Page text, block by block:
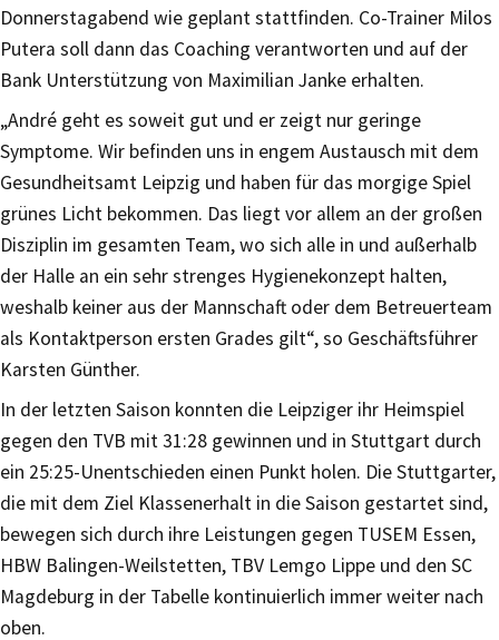
Donnerstagabend wie geplant stattfinden. Co-Trainer Milos
Putera soll dann das Coaching verantworten und auf der
Bank Unterstützung von Maximilian Janke erhalten.
„André geht es soweit gut und er zeigt nur geringe
Symptome. Wir befinden uns in engem Austausch mit dem
Gesundheitsamt Leipzig und haben für das morgige Spiel
grünes Licht bekommen. Das liegt vor allem an der großen
Disziplin im gesamten Team, wo sich alle in und außerhalb
der Halle an ein sehr strenges Hygienekonzept halten,
weshalb keiner aus der Mannschaft oder dem Betreuerteam
als Kontaktperson ersten Grades gilt“, so Geschäftsführer
Karsten Günther.
In der letzten Saison konnten die Leipziger ihr Heimspiel
gegen den TVB mit 31:28 gewinnen und in Stuttgart durch
ein 25:25-Unentschieden einen Punkt holen. Die Stuttgarter,
die mit dem Ziel Klassenerhalt in die Saison gestartet sind,
bewegen sich durch ihre Leistungen gegen TUSEM Essen,
HBW Balingen-Weilstetten, TBV Lemgo Lippe und den SC
Magdeburg in der Tabelle kontinuierlich immer weiter nach
oben.